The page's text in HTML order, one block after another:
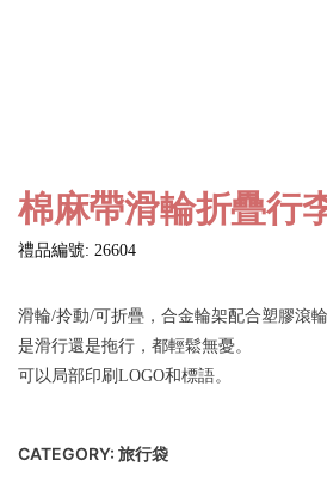
棉麻帶滑輪折疊行
禮品編號: 26604
滑輪/拎動/可折疊，合金輪架配合塑膠滾
是滑行還是拖行，都輕鬆無憂。
可以局部印刷LOGO和標語。
CATEGORY: 旅行袋